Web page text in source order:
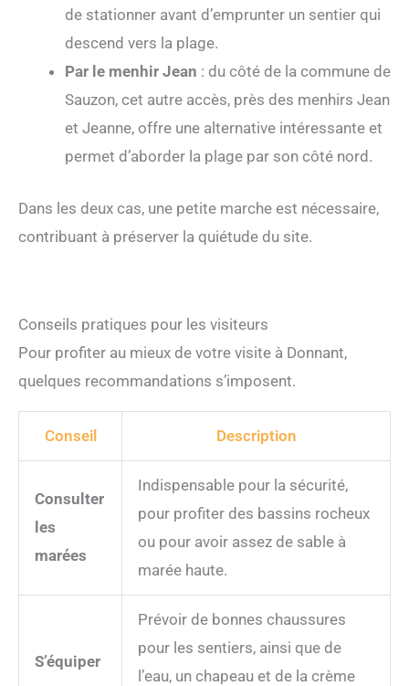
de stationner avant d’emprunter un sentier qui
descend vers la plage.
Par le menhir Jean : du côté de la commune de
Sauzon, cet autre accès, près des menhirs Jean
et Jeanne, offre une alternative intéressante et
permet d’aborder la plage par son côté nord.
Dans les deux cas, une petite marche est nécessaire,
contribuant à préserver la quiétude du site.
Conseils pratiques pour les visiteurs
Pour profiter au mieux de votre visite à Donnant,
quelques recommandations s’imposent.
Conseil Description
Consulter
les
marées
Indispensable pour la sécurité,
pour profiter des bassins rocheux
ou pour avoir assez de sable à
marée haute.
S’équiper
Prévoir de bonnes chaussures
pour les sentiers, ainsi que de
l’eau, un chapeau et de la crème